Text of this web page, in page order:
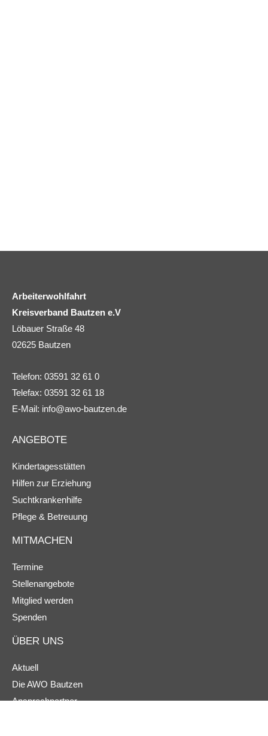
Arbeiterwohlfahrt
Kreisverband Bautzen e.V
Löbauer Straße 48
02625 Bautzen
Telefon: 03591 32 61 0
Telefax: 03591 32 61 18
E-Mail: info@awo-bautzen.de
ANGEBOTE
Kindertagesstätten
Hilfen zur Erziehung
Suchtkrankenhilfe
Pflege & Betreuung
MITMACHEN
Termine
Stellenangebote
Mitglied werden
Spenden
ÜBER UNS
Aktuell
Die AWO Bautzen
Ansprechpartner